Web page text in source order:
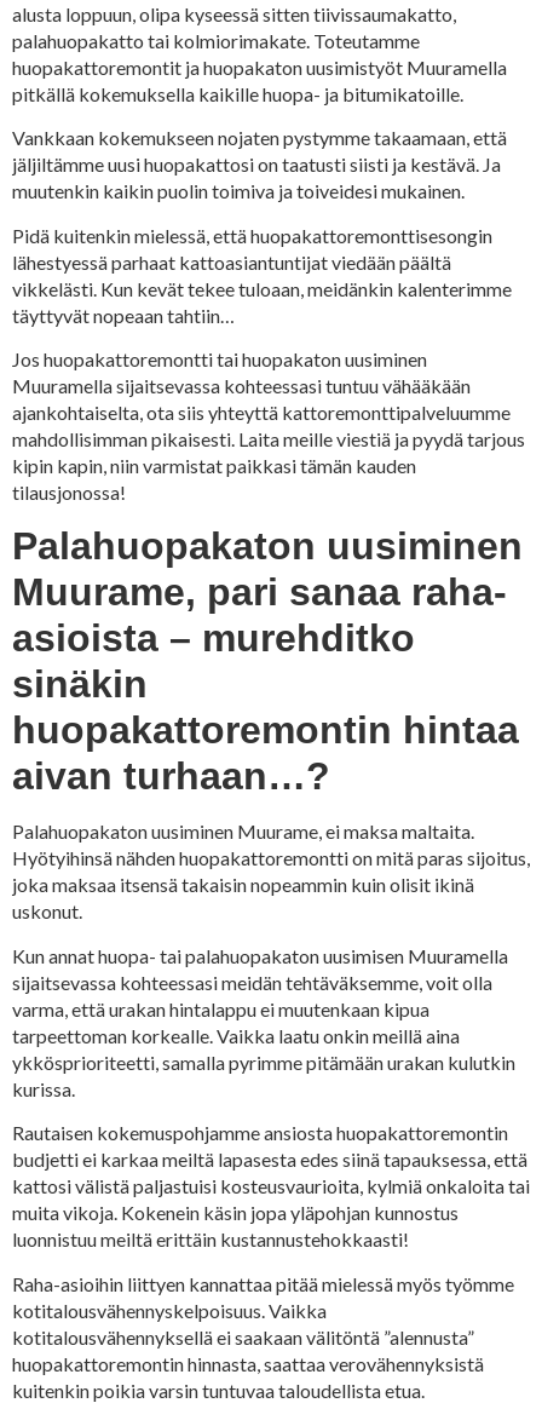
alusta loppuun, olipa kyseessä sitten tiivissaumakatto,
palahuopakatto tai kolmiorimakate. Toteutamme
huopakattoremontit ja huopakaton uusimistyöt Muuramella
pitkällä kokemuksella kaikille huopa- ja bitumikatoille.
Vankkaan kokemukseen nojaten pystymme takaamaan, että
jäljiltämme uusi huopakattosi on taatusti siisti ja kestävä. Ja
muutenkin kaikin puolin toimiva ja toiveidesi mukainen.
Pidä kuitenkin mielessä, että huopakattoremonttisesongin
lähestyessä parhaat kattoasiantuntijat viedään päältä
vikkelästi. Kun kevät tekee tuloaan, meidänkin kalenterimme
täyttyvät nopeaan tahtiin…
Jos huopakattoremontti tai huopakaton uusiminen
Muuramella sijaitsevassa kohteessasi tuntuu vähääkään
ajankohtaiselta, ota siis yhteyttä kattoremonttipalveluumme
mahdollisimman pikaisesti. Laita meille viestiä ja pyydä tarjous
kipin kapin, niin varmistat paikkasi tämän kauden
tilausjonossa!
Palahuopakaton uusiminen
Muurame, pari sanaa raha-
asioista – murehditko
sinäkin
huopakattoremontin hintaa
aivan turhaan…?
Palahuopakaton uusiminen Muurame, ei maksa maltaita.
Hyötyihinsä nähden huopakattoremontti on mitä paras sijoitus,
joka maksaa itsensä takaisin nopeammin kuin olisit ikinä
uskonut.
Kun annat huopa- tai palahuopakaton uusimisen Muuramella
sijaitsevassa kohteessasi meidän tehtäväksemme, voit olla
varma, että urakan hintalappu ei muutenkaan kipua
tarpeettoman korkealle. Vaikka laatu onkin meillä aina
ykkösprioriteetti, samalla pyrimme pitämään urakan kulutkin
kurissa.
Rautaisen kokemuspohjamme ansiosta huopakattoremontin
budjetti ei karkaa meiltä lapasesta edes siinä tapauksessa, että
kattosi välistä paljastuisi kosteusvaurioita, kylmiä onkaloita tai
muita vikoja. Kokenein käsin jopa yläpohjan kunnostus
luonnistuu meiltä erittäin kustannustehokkaasti!
Raha-asioihin liittyen kannattaa pitää mielessä myös työmme
kotitalousvähennyskelpoisuus. Vaikka
kotitalousvähennyksellä ei saakaan välitöntä ”alennusta”
huopakattoremontin hinnasta, saattaa verovähennyksistä
kuitenkin poikia varsin tuntuvaa taloudellista etua.